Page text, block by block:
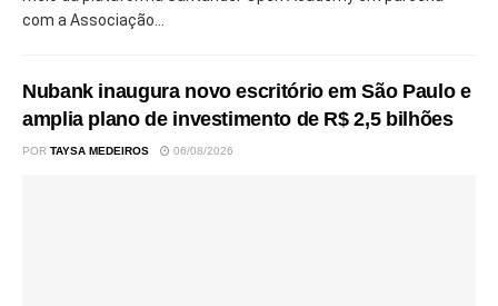
com a Associação...
Nubank inaugura novo escritório em São Paulo e
amplia plano de investimento de R$ 2,5 bilhões
POR TAYSA MEDEIROS 06/08/2026